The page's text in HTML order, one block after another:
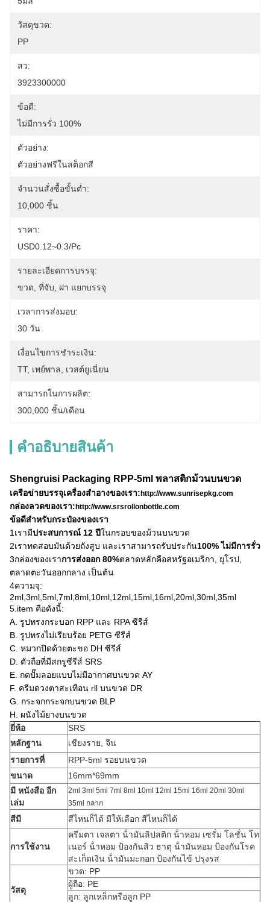
วัสดุขวด:
PP
สว:
3923300000
ข้อดี:
ไม่มีการรั่ว 100%
ตัวอย่าง:
ตัวอย่างฟรีในสต็อกสี
จำนวนสั่งซื้อขั้นต่ำ:
10,000 ชิ้น
ราคา:
USD0.12~0.3/pc
รายละเอียดการบรรจุ:
ขวด, ที่จับ, ฝา แยกบรรจุ
เวลาการส่งมอบ:
30 วัน
เงื่อนไขการชำระเงิน:
TT, เพย์พาล, เวสต์ยูเนี่ยน
สามารถในการผลิต:
300,000 ชิ้น/เดือน
คําอธิบายสินค้า
Shengruisi Packaging RPP-5ml พลาสติกม้วนบนขวด
เครือข่ายบรรจุเครื่องสําอางของเรา: http://www.sunrisepkg.com
กล่องลวดของเรา: http://www.srsrollonbottle.com
ข้อดีสําหรับกระป๋องของเรา
1เรามีประสบการณ์ 12 ปีในกรอบของม้วนบนขวด
2เราทดสอบมันด้วยถังสูบ และเราสามารถรับประกัน100% ไม่มีการรั่ว
3กล่องของเราการส่งออก 80%ตลาดหลักคือสหรัฐอเมริกา, ยุโรป,
ตลาดตะวันออกกลาง เป็นต้น
4ความจุ:
2ml,3ml,5ml,7ml,8ml,10ml,12ml,15ml,16ml,20ml,30ml,35ml
5.item คือดังนี้:
A. รูปทรงกระบอก RPP และ RPA ซีรีส์
B. รูปทรงไม่เรียบร้อย PETG ซีรีส์
C. หมวกปิดด้วยตะขอ DH ซีรีส์
D. ตัวถือที่มีสกรูซีรีส์ SRS
E. กดปั๊มลอยแบบไม่มีอากาศบนขวด AY
F. ครีมดวงตาสะเทือน rll บนขวด DR
G. กระจกกระจกบนขวด BLP
H. ผนังไม้ยางบนขวด
ยี่ห้อ
SRS
หลักฐาน
เชียงราย, จีน
รายการที่
RPP-5ml รอยบนขวด
ขนาด
16mm*69mm
มี หนังสือ อีก
เล่ม
2ml 3ml 5ml 7ml 8ml 10ml 12ml 15ml 16ml 20ml 30ml
35ml กลาก
สีมี สีไหนก็ได้ มีให้เลือก สีไหนก็ได้
การใช้งาน
ครีมตา เจลตา น้ํามันลิปสติก น้ําหอม เซรั่ม โลชั่น โท
เนอร์ น้ําหอม ป้องกันสิว ธาตุ น้ํามันหอม ป้องกันโรค
สะเก็ดเงิน น้ํามันมะกอก ป้องกันไข้ ปรุงรส
วัสดุ
ขวด: PP
ผู้ถือ: PE
ลูก: ลูกเหล็กหรือลูก PP